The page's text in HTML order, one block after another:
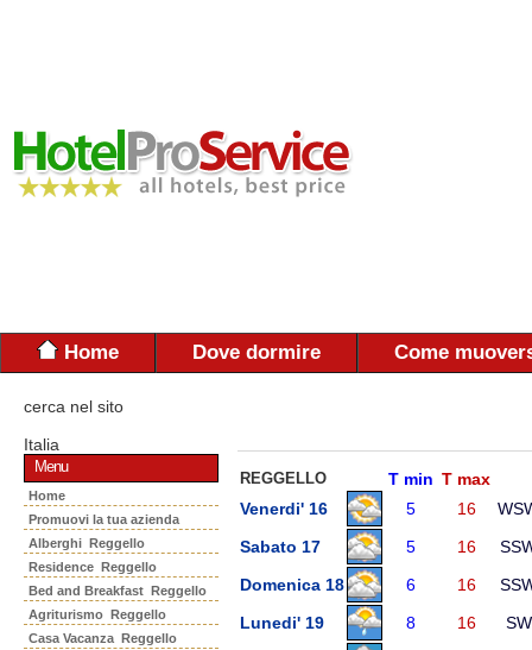
Home Dove dormire Come
cerca nel sito
Italia
Menu
Home
Promuovi la tua azienda
Alberghi Reggello
Residence Reggello
Bed and Breakfast Reggello
Agriturismo Reggello
Casa Vacanza Reggello
REGGELLO T min T max
Venerdi' 16
5 16
Sabato 17
5 16
Domenica 18
6 16
Lunedi' 19
8 16
SW